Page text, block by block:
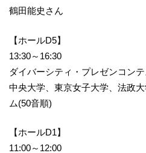
鶴田能史さん
【ホールD5】
13:30～16:30
ダイバーシティ・プレゼンコンテ
中央大学、東京女子大学、法政
ム(50音順)
【ホールD1】
11:00～12:00